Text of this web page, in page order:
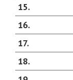
15
16
17
18